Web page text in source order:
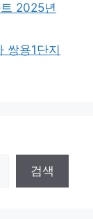
2025년
쌍용1단지
검색